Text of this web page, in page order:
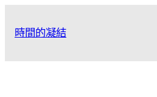
時間的凝結